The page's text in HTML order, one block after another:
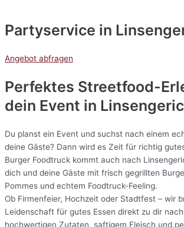
Partyservice in
Angebot abfragen
Perfektes Streetfood-
dein Event in
Du planst ein Event und suchst nach einem
deine Gäste? Dann wird es Zeit für richtig
Burger Foodtruck kommt auch nach
dich und deine Gäste mit frisch gegrillten
Pommes und echtem Foodtruck-Feeling.
Ob Firmenfeier, Hochzeit oder Stadtfest – wir
Leidenschaft für gutes Essen direkt zu dir
hochwertigen Zutaten, saftigem Fleisch und